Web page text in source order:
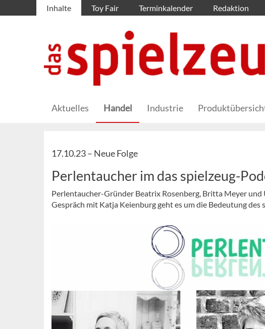
Inhalte Toy Fair Terminkalender Redaktion
Aktuelles Handel Industrie
17.10.23 – Neue Folge
Perlentaucher im das spielzeug-
Perlentaucher-Gründer Beatrix Rosenberg, Britta Meyer und
Gespräch mit Katja Keienburg geht es um die Bedeutung des